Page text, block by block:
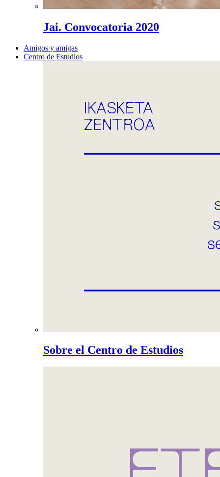
Jai. Convocatoria 2020
Amigos y amigas
Centro de Estudios
Sobre el Centro de Estudios